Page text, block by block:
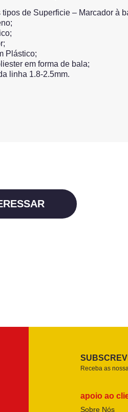
tipos de Superficie – Marcador à
Plástico;
em forma de bala;
linha 1.8-2.5mm.
Receba as
apoio ao
Sobre Nós